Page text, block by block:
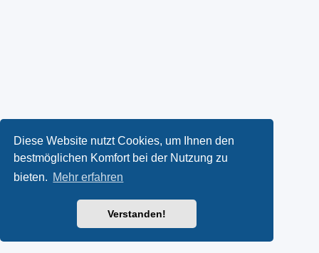
Diese Website nutzt Cookies, um Ihnen den
bestmöglichen Komfort bei der Nutzung zu
bieten. Mehr erfahren
Verstanden!